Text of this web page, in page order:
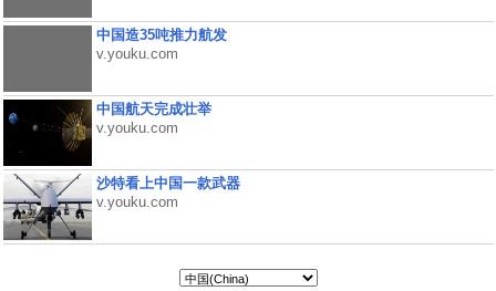
中国造35吨推力航发
v.youku.com
中国航天完成壮举
v.youku.com
沙特看上中国一款武器
v.youku.com